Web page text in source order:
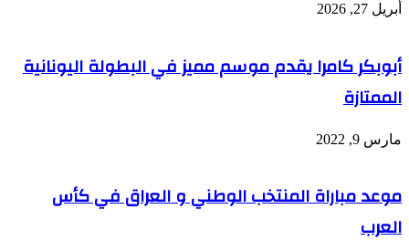
أبريل 27, 2026
أبوبكر كامرا يقدم موسم مميز في البطولة اليونانية
الممتازة
مارس 9, 2022
موعد مباراة المنتخب الوطني و العراق في كأس
العرب